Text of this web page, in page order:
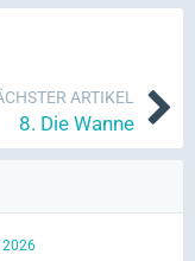
ARTIKEL
8. Die Wanne